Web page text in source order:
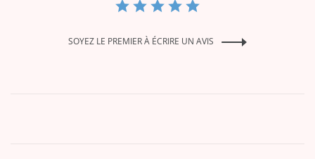
SOYEZ LE PREMIER À ÉCRIRE UN AVIS